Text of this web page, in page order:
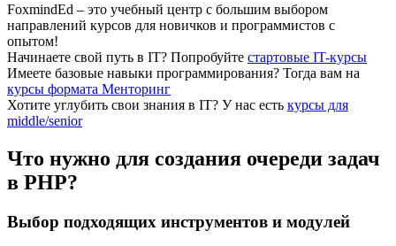
FoxmindEd – это учебный центр с большим выбором
направлений курсов для новичков и программистов с
опытом!
Начинаете свой путь в IТ? Попробуйте стартовые IT-курсы
Имеете базовые навыки программирования? Тогда вам на
курсы формата Менторинг
Хотите углубить свои знания в IТ? У нас есть курсы для
middle/senior
Что нужно для создания очереди задач
в PHP?
Выбор подходящих инструментов и модулей